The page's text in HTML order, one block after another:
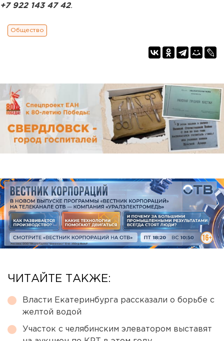
+7 922 143 47 42.
Общество
ЧИТАЙТЕ ТАКЖЕ:
Власти Екатеринбурга рассказали о борьбе с
желтой водой
Участок с челябинским элеватором выставят